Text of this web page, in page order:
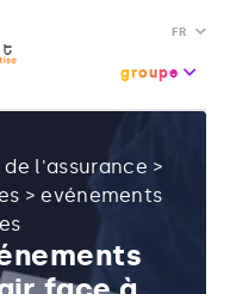
FR
groupe
l'assurance >
>evénements